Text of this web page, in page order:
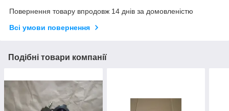
Повернення товару впродовж 14 днів за домовленістю
Всі умови повернення
Подібні товари компанії